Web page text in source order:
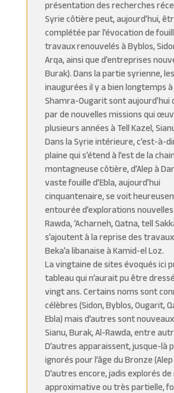
présentation des recherches
Syrie côtière peut, aujourd’hui,
complétée par l’évocation de
travaux renouvelés à Byblos,
Arqa, ainsi que d’entreprises
Burak). Dans la partie syrienne,
inaugurées il y a bien longtemps à
Shamra-Ougarit sont aujourd’hui
par de nouvelles missions qui
plusieurs années à Tell Kazel,
Dans la Syrie intérieure, c’est-à-
plaine qui s’étend à l’est de la
montagneuse côtière, d’Alep à
vaste fouille d’Ebla, aujourd’hui
cinquantenaire, se voit
entourée d’explorations nouvelles
Rawda, ‘Acharneh, Qatna, tell
s’ajoutent à la reprise des
Beka’a libanaise à Kamid-el Loz.
La vingtaine de sites évoqués ici
tableau qui n’aurait pu être
vingt ans. Certains noms sont
célèbres (Sidon, Byblos, Ougarit,
Ebla) mais d’autres sont
Sianu, Burak, Al-Rawda, entre
D’autres apparaissent, jusque-là
ignorés pour l’âge du Bronze (Alep
D’autres encore, jadis explorés
approximative ou très partielle,